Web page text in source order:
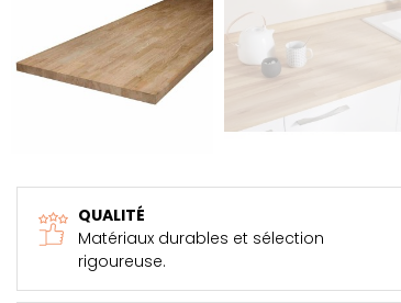
QUALITÉ
Matériaux durables et sélection
rigoureuse.